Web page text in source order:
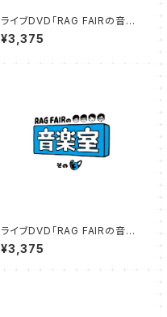
ライブDVD「RAG FAIRの音楽
室その2」25％オフSALE
¥3,375
ライブDVD「RAG FAIRの音楽
室その3」25%オフSALE
¥3,375